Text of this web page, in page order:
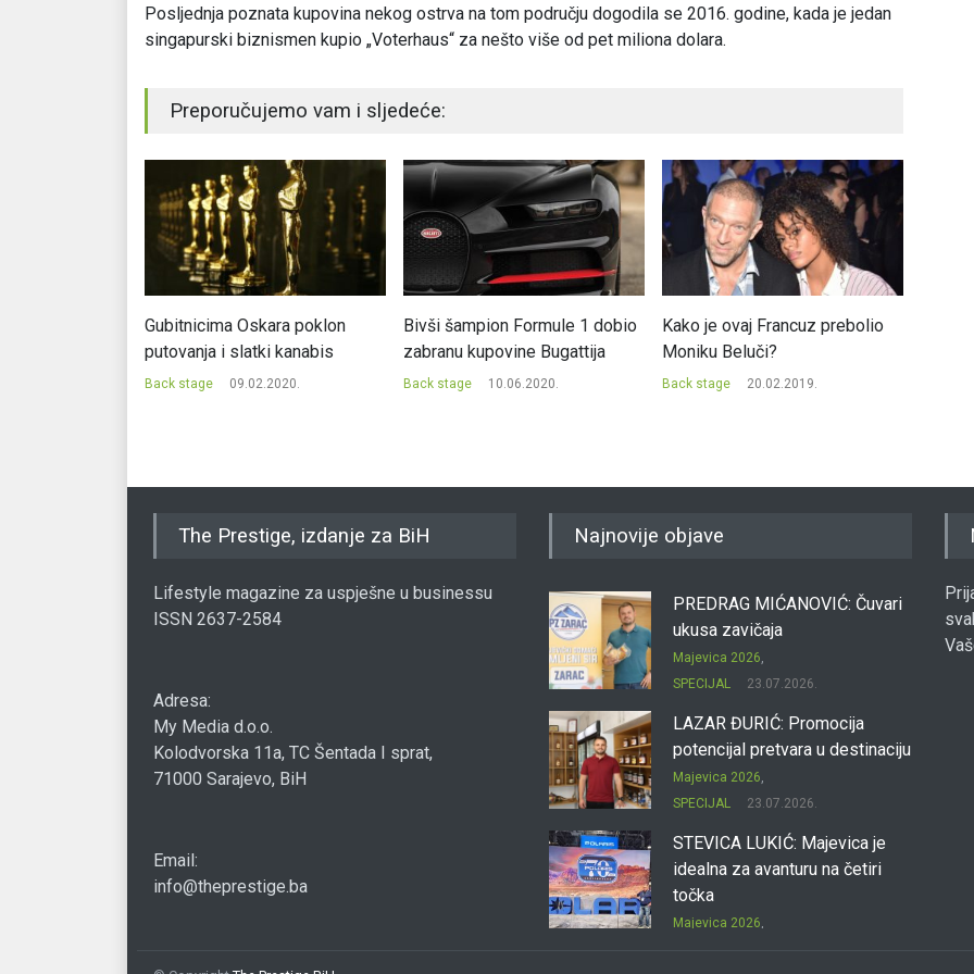
Posljednja poznata kupovina nekog ostrva na tom području dogodila se 2016. godine, kada je jedan
singapurski biznismen kupio „Voterhaus“ za nešto više od pet miliona dolara.
Preporučujemo vam i sljedeće:
Gubitnicima Oskara poklon
putovanja i slatki kanabis
Back stage 09.02.2020.
Bivši šampion Formule 1 dobio
zabranu kupovine Bugattija
Back stage 10.06.2020.
Kako je ovaj Francuz prebolio
Moniku Beluči?
Back stage 20.02.2019.
The Prestige, izdanje za BiH
Lifestyle magazine za uspješne u businessu
ISSN 2637-2584
Adresa:
My Media d.o.o.
Kolodvorska 11a, TC Šentada I sprat,
71000 Sarajevo, BiH
Email:
info@theprestige.ba
Najnovije objave
PREDRAG MIĆANOVIĆ: Čuvari
ukusa zavičaja
Majevica 2026
SPECIJAL
23.07.2026.
LAZAR ĐURIĆ: Promocija
potencijal pretvara u destinaciju
Majevica 2026
SPECIJAL
23.07.2026.
STEVICA LUKIĆ: Majevica je
idealna za avanturu na četiri
točka
Majevica 2026